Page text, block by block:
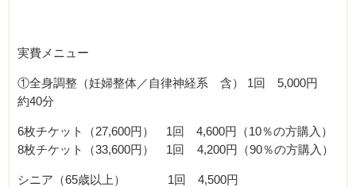
実費メニュー
①全身調整（妊婦整体／自律神経系 含） 1回 5,000円
約40分
6枚チケット（27,600円） 1回 4,600円（10％の方購入）
8枚チケット（33,600円） 1回 4,200円（90％の方購入）
シニア（65歳以上） 1回 4,500円